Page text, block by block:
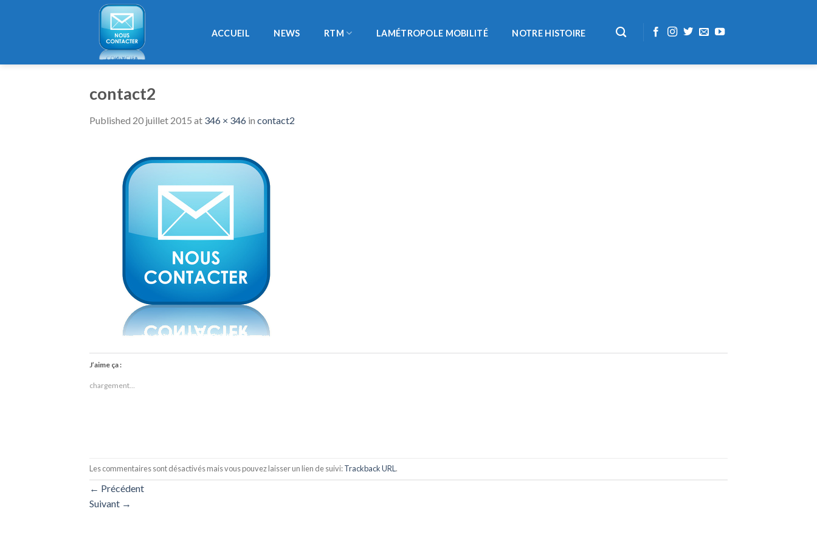
ACCUEIL NEWS RTM LAMÉTROPOLE MOBILITÉ NOTRE HISTOIRE
contact2
Published 20 juillet 2015 at 346 × 346 in contact2
J’aime ça :
chargement…
Les commentaires sont désactivés mais vous pouvez laisser un lien de suivi:Trackback URL .
← Précédent
Suivant →